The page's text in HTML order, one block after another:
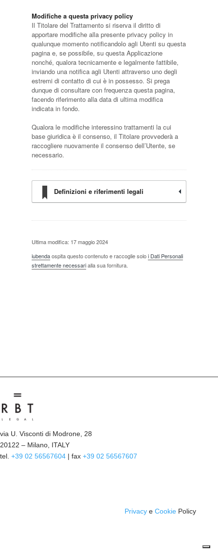
Modifiche a questa privacy policy
Il Titolare del Trattamento si riserva il diritto di
apportare modifiche alla presente privacy policy in
qualunque momento notificandolo agli Utenti su questa
pagina e, se possibile, su questa Applicazione
nonché, qualora tecnicamente e legalmente fattibile,
inviando una notifica agli Utenti attraverso uno degli
estremi di contatto di cui è in possesso. Si prega
dunque di consultare con frequenza questa pagina,
facendo riferimento alla data di ultima modifica
indicata in fondo.
Qualora le modifiche interessino trattamenti la cui
base giuridica è il consenso, il Titolare provvederà a
raccogliere nuovamente il consenso dell’Utente, se
necessario.
Definizioni e riferimenti legali
Ultima modifica: 17 maggio 2024
iubendaospita questo contenuto e raccoglie soloi Dati Personali
strettamente necessarialla sua fornitura.
via U. Visconti di Modrone, 28
20122 – Milano, ITALY
tel. +39 02 56567604 | fax +39 02 56567607
Privacy eCookie Policy